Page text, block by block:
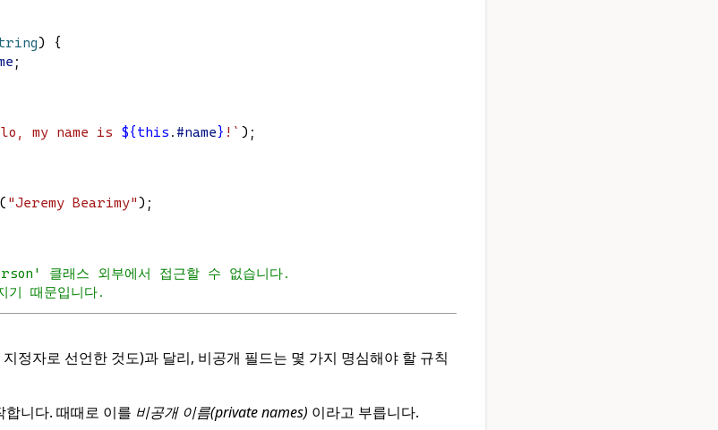
) {
;
my name is ${this . #name} !` );
( "Jeremy Bearimy");
클래스 외부에서 접근할 수 없습니다.
때문입니다.
지정자로 선언한 것도)과 달리, 비공개 필드는 몇 가지 명심해야 할 규칙
합니다. 때때로 이를 비공개 이름(private names) 이라고 부릅니다.